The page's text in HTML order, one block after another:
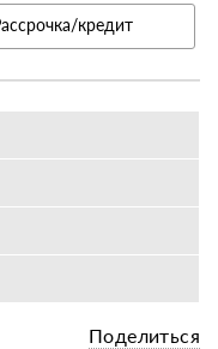
Рассрочка/кредит
Поделиться